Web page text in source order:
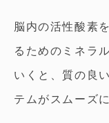
脳内の活性酸素
るためのミネラ
いくと、質の良
テムがスムーズ